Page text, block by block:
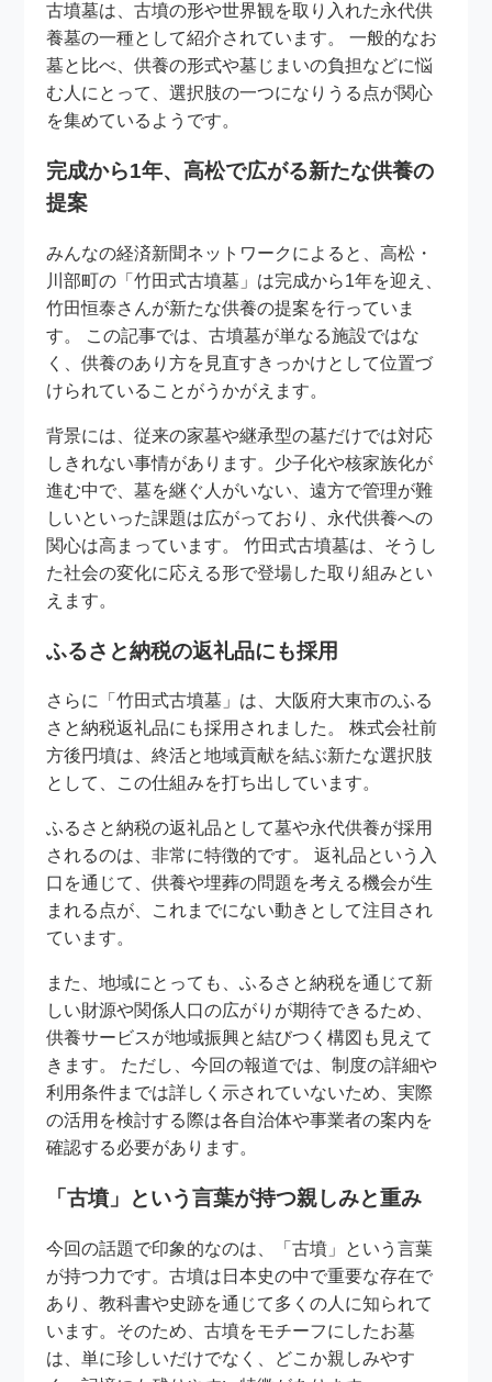
古墳墓は、古墳の形や世界観を取り入れた永代供
養墓の一種として紹介されています。 一般的なお
墓と比べ、供養の形式や墓じまいの負担などに悩
む人にとって、選択肢の一つになりうる点が関心
を集めているようです。
完成から1年、高松で広がる新たな供養の
提案
みんなの経済新聞ネットワークによると、高松・
川部町の「竹田式古墳墓」は完成から1年を迎え、
竹田恒泰さんが新たな供養の提案を行っていま
す。 この記事では、古墳墓が単なる施設ではな
く、供養のあり方を見直すきっかけとして位置づ
けられていることがうかがえます。
背景には、従来の家墓や継承型の墓だけでは対応
しきれない事情があります。少子化や核家族化が
進む中で、墓を継ぐ人がいない、遠方で管理が難
しいといった課題は広がっており、永代供養への
関心は高まっています。 竹田式古墳墓は、そうし
た社会の変化に応える形で登場した取り組みとい
えます。
ふるさと納税の返礼品にも採用
さらに「竹田式古墳墓」は、大阪府大東市のふる
さと納税返礼品にも採用されました。 株式会社前
方後円墳は、終活と地域貢献を結ぶ新たな選択肢
として、この仕組みを打ち出しています。
ふるさと納税の返礼品として墓や永代供養が採用
されるのは、非常に特徴的です。 返礼品という入
口を通じて、供養や埋葬の問題を考える機会が生
まれる点が、これまでにない動きとして注目され
ています。
また、地域にとっても、ふるさと納税を通じて新
しい財源や関係人口の広がりが期待できるため、
供養サービスが地域振興と結びつく構図も見えて
きます。 ただし、今回の報道では、制度の詳細や
利用条件までは詳しく示されていないため、実際
の活用を検討する際は各自治体や事業者の案内を
確認する必要があります。
「古墳」という言葉が持つ親しみと重み
今回の話題で印象的なのは、「古墳」という言葉
が持つ力です。古墳は日本史の中で重要な存在で
あり、教科書や史跡を通じて多くの人に知られて
います。そのため、古墳をモチーフにしたお墓
は、単に珍しいだけでなく、どこか親しみやす